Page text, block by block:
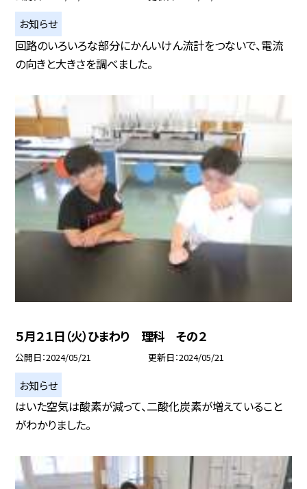
お知らせ
回路のいろいろな部分にかんいけん流計をつないで、電流
の向きと大きさを調べました。
５月２１日（火）ひまわり 理科 その２
公開日 2024/05/21 更新日 2024/05/21
お知らせ
はいた空気は酸素が減って、二酸化炭素が増えていること
がわかりました。